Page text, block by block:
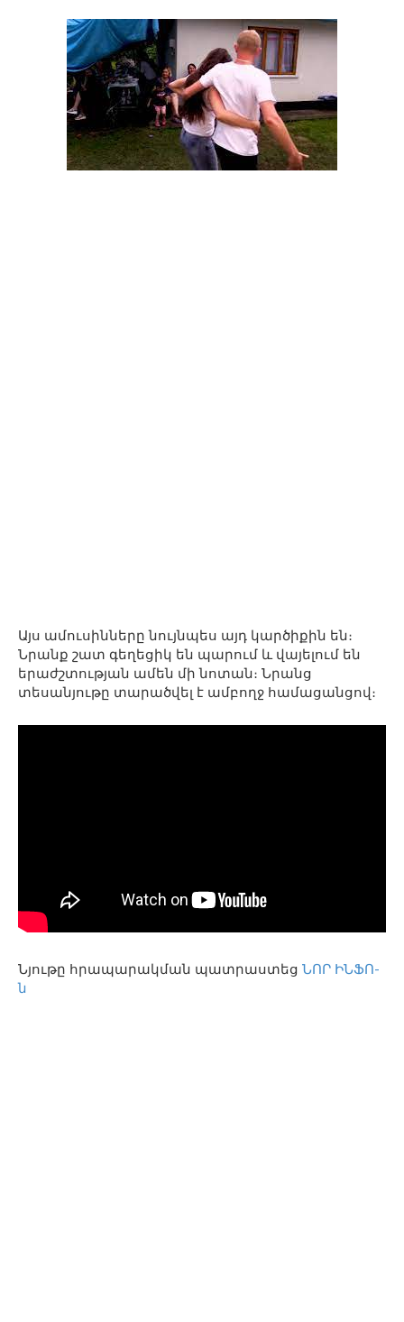
Այս ամուսինները նույնպես այդ կարծիքին են։
Նրանք շատ գեղեցիկ են պարում և վայելում են
երաժշտության ամեն մի նոտան։ Նրանց
տեսանյութը տարածվել է ամբողջ համացանցով։
Նյութը հրապարակման պատրաստեց ՆՈՐ ԻՆՖՈ-
ն